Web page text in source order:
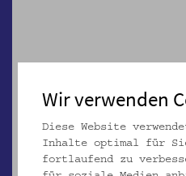
Wir verwenden
Diese Website
Inhalte optimal für
fortlaufend zu